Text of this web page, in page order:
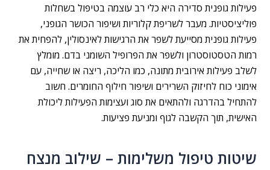
פעילות גופנית סדירה היא כלי רב עוצמה בטיפול בשחלות
פוליציסטיות. מעבר לשריפת קלוריות ושיפור הכושר הגופני,
פעילות גופנית מסייעת לשפר את הרגישות לאינסולין, להפחית את
רמות הטסטוסטרון ולשפר את הפרופיל השומני בדם. מומלץ
לשלב פעילות אירובית מתונה, כמו הליכה, ריצה או שחייה, עם
אימוני כוח לחיזוק השרירים ושיפור חילוף החומרים. חשוב
להתחיל בהדרגה ולהתאים את סוג ועצימות הפעילות ליכולת
האישית, תוך הקשבה לגוף ומניעת פציעות.
שיטות טיפול משלימות – שילוב מנצח